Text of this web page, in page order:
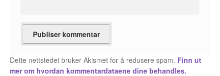
Henry Bronken
Ida Neverdahl
Dette nettstedet bruker Akismet for å redusere spam. Finn ut
mer om hvordan kommentardataene dine behandles.